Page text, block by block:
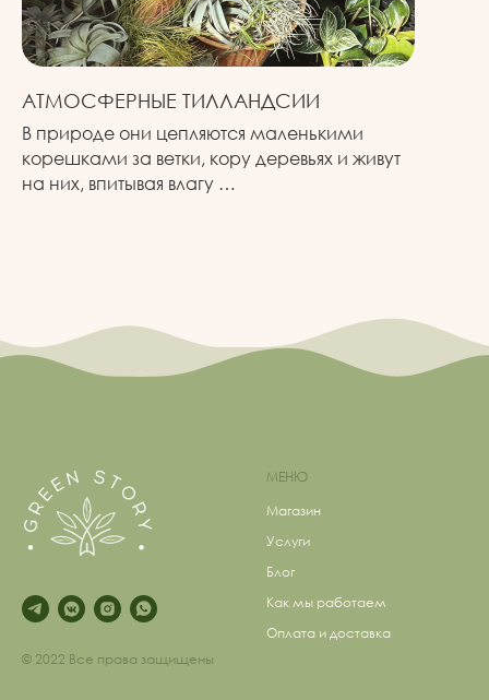
АТМОСФЕРНЫЕ ТИЛЛАНДСИИ
В природе они цепляются маленькими
корешками за ветки, кору деревьях и живут
на них, впитывая влагу …
© 2022 Все права защищены
МЕНЮ
Магазин
Услуги
Блог
Как мы работаем
Оплата и доставка